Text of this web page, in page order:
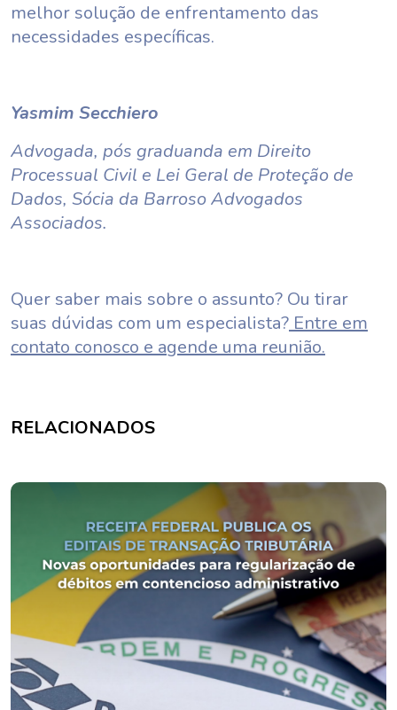
melhor solução de enfrentamento das
necessidades específicas.
Yasmim Secchiero
Advogada, pós graduanda em Direito
Processual Civil e Lei Geral de Proteção de
Dados, Sócia da Barroso Advogados
Associados.
Quer saber mais sobre o assunto? Ou tirar
suas dúvidas com um especialista? Entre em
contato conosco e agende uma reunião.
RELACIONADOS